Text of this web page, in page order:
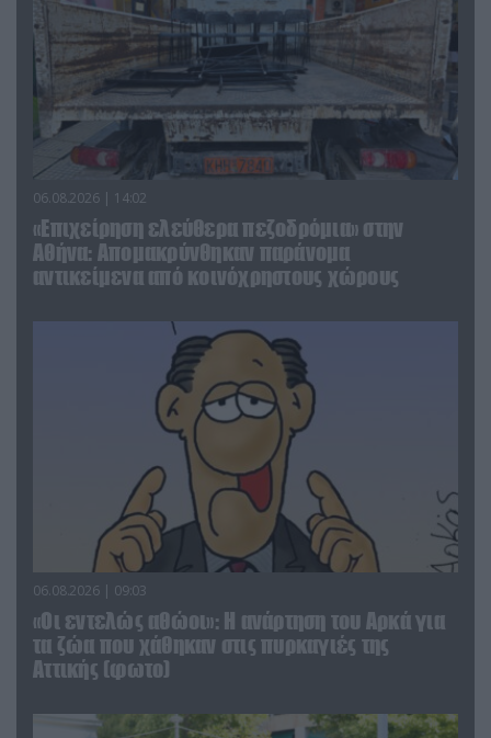
06.08.2026 | 14:02
«Επιχείρηση ελεύθερα πεζοδρόμια» στην
Αθήνα: Απομακρύνθηκαν παράνομα
αντικείμενα από κοινόχρηστους χώρους
06.08.2026 | 09:03
«Οι εντελώς αθώοι»: Η ανάρτηση του Αρκά για
τα ζώα που χάθηκαν στις πυρκαγιές της
Αττικής (φωτο)